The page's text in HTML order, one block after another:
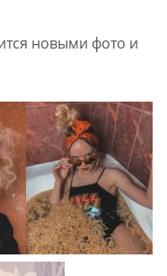
новыми фото и